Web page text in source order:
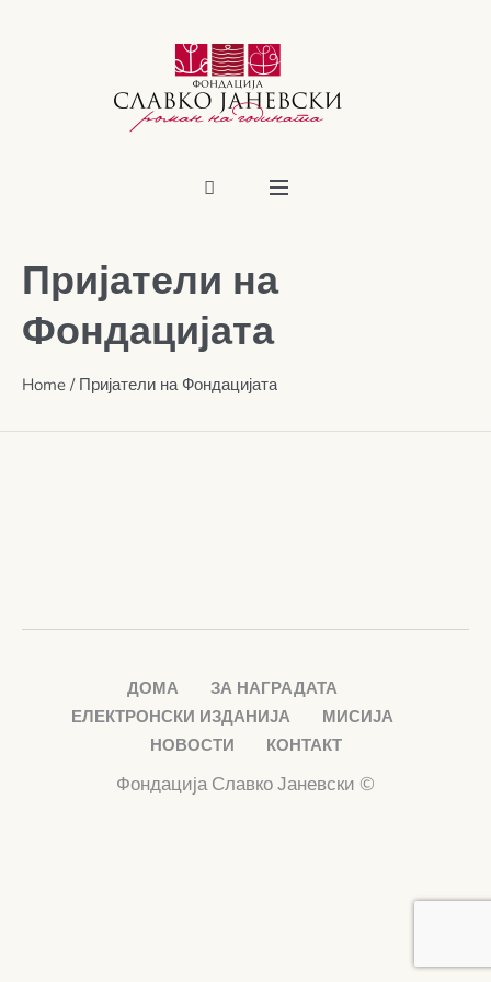
Пријатели на
Фондацијата
Home / Пријатели на Фондацијата
ДОМА
ЗА НАГРАДАТА
ЕЛЕКТРОНСКИ ИЗДАНИЈА
МИСИЈА
НОВОСТИ
КОНТАКТ
Фондација Славко Јаневски ©